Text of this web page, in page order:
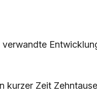
kurzer Zeit